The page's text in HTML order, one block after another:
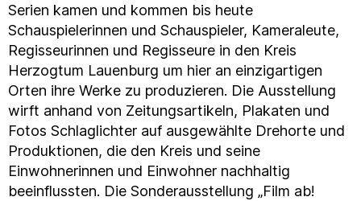
Serien kamen und kommen bis heute
Schauspielerinnen und Schauspieler, Kameraleute,
Regisseurinnen und Regisseure in den Kreis
Herzogtum Lauenburg um hier an einzigartigen
Orten ihre Werke zu produzieren. Die Ausstellung
wirft anhand von Zeitungsartikeln, Plakaten und
Fotos Schlaglichter auf ausgewählte Drehorte und
Produktionen, die den Kreis und seine
Einwohnerinnen und Einwohner nachhaltig
beeinflussten. Die Sonderausstellung „Film ab!